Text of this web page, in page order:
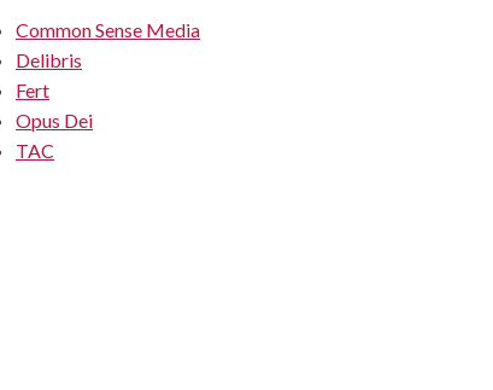
Common Sense Media
Delibris
Fert
Opus Dei
TAC